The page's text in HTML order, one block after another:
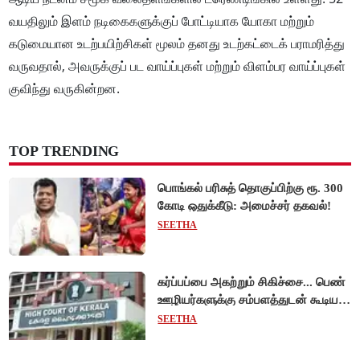
வயதிலும் இளம் நடிகைகளுக்குப் போட்டியாக யோகா மற்றும்
கடுமையான உடற்பயிற்சிகள் மூலம் தனது உடற்கட்டைக் பராமரித்து
வருவதால், அவருக்குப் பட வாய்ப்புகள் மற்றும் விளம்பர வாய்ப்புகள்
குவிந்து வருகின்றன.
TOP TRENDING
பொங்கல் பரிசுத் தொகுப்பிற்கு ரூ. 300
கோடி ஒதுக்கீடு: அமைச்சர் தகவல்!
SEETHA
கர்ப்பப்பை அகற்றும் சிகிச்சை... பெண்
ஊழியர்களுக்கு சம்பளத்துடன் கூடிய
விடுப்பு - உயர்நீதிமன்றம் அதிரடி
SEETHA